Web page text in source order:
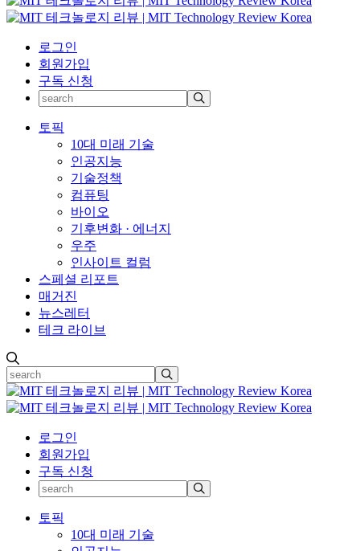
로그인
회원가입
구독 신청
토픽
10대 미래 기술
인공지능
기술정책
컴퓨팅
바이오
기후변화 · 에너지
우주
인사이트 컬럼
스페셜 리포트
매거진
뉴스레터
테크 라이브
로그인
회원가입
구독 신청
토픽
10대 미래 기술